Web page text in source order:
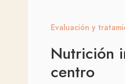
Evaluación y
Nutrición
centro